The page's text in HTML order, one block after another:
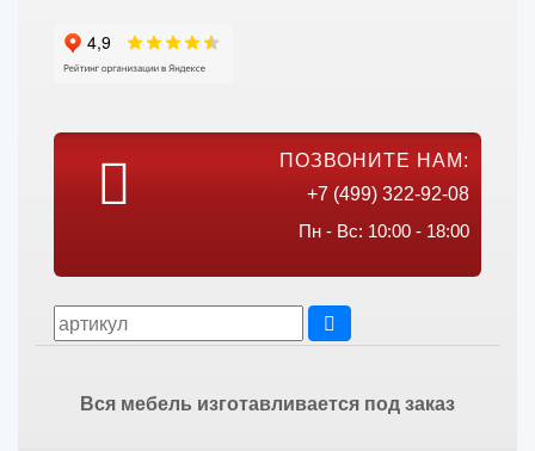
ПОЗВОНИТЕ НАМ:
+7 (499) 322-92-08
Пн - Вс: 10:00 - 18:00
Вся мебель изготавливается под заказ